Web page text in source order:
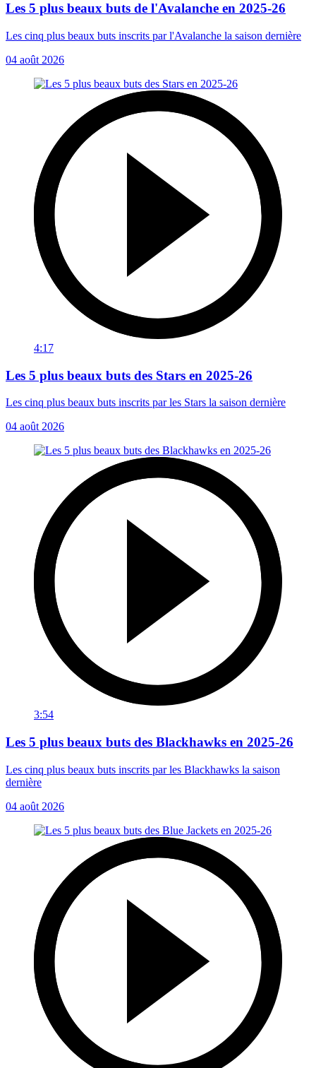
Les 5 plus beaux buts de l'Avalanche en 2025-26
Les cinq plus beaux buts inscrits par l'Avalanche la saison dernière
04 août 2026
4:17
Les 5 plus beaux buts des Stars en 2025-26
Les cinq plus beaux buts inscrits par les Stars la saison dernière
04 août 2026
3:54
Les 5 plus beaux buts des Blackhawks en 2025-26
Les cinq plus beaux buts inscrits par les Blackhawks la saison
dernière
04 août 2026